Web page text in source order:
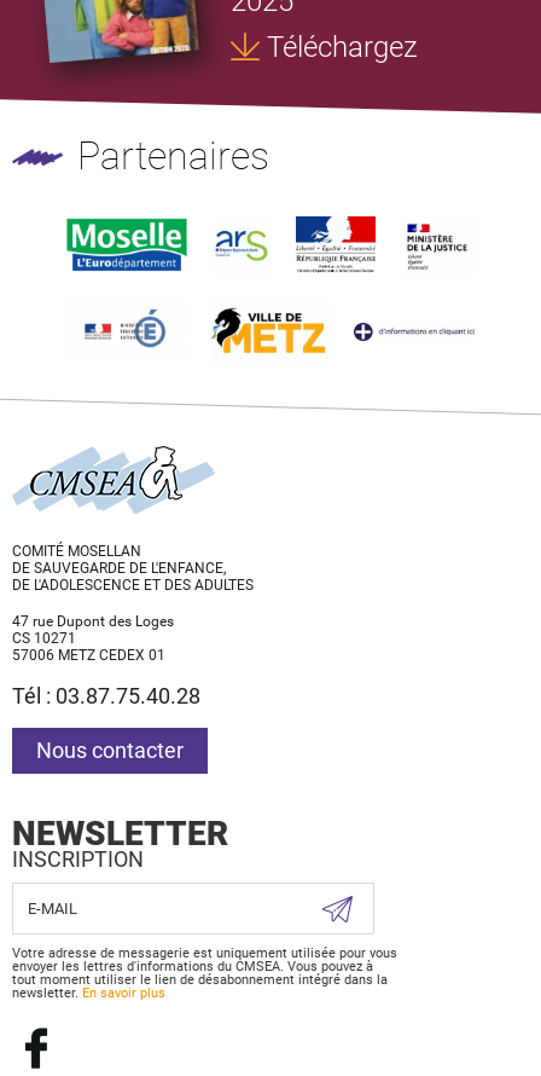
Téléchargez
Partenaires
COMITÉ MOSELLAN
DE SAUVEGARDE DE L'ENFANCE,
DE L'ADOLESCENCE ET DES ADULTES
47 rue Dupont des Loges
CS 10271
57006 METZ CEDEX 01
Tél : 03.87.75.40.28
Nous contacter
NEWSLETTER
INSCRIPTION
Votre adresse de messagerie est uniquement utilisée pour vous
envoyer les lettres d'informations du CMSEA. Vous pouvez à
tout moment utiliser le lien de désabonnement intégré dans la
newsletter. En savoir plus